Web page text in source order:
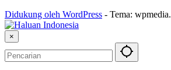
Didukung oleh WordPress - Tema: wpmedia.
×